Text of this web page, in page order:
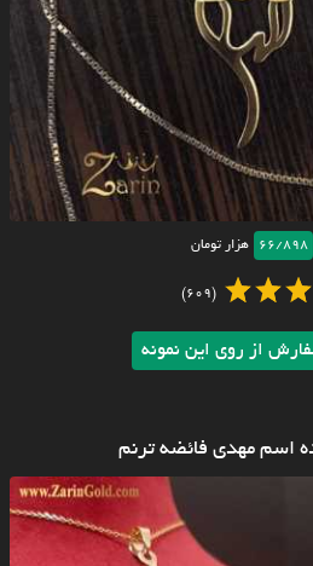
66/898 هزار تومان
(609)
از روی این نمونه
اسم مهدی فائضه ترنم